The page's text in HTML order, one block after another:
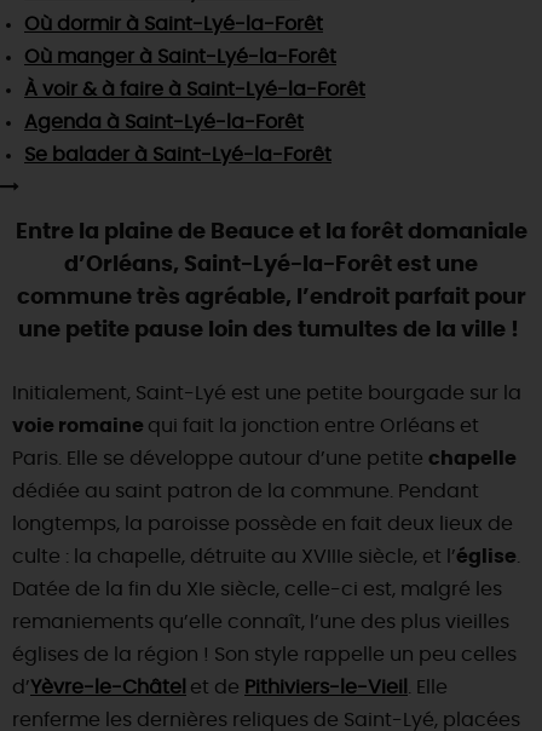
TOUTES LES ACTIVITÉS
Visitesgourmandesetcréatives
Vins etvignobles
Chic, une aire de pique-nique
Par ici les guinguettes
Que rapporter du Loiret ?
TOUT L'ART DE VIVRE
Des vacances auprès des animaux 🐎
(re)Découvrir les coulisses de la Faïencerie de
Gien !
Expérimenter les parcours Baludik
Rendez-vous de la nature en 2026
Des sorties en famille dans le Loiret !
Programme des animations "Loiret au fil de l'eau"
Où sortir ?
AUJOURD'HUI
DEMAIN
CE WEEK-END
SE REPÉRER, SE DÉPLACER
INFOS &SERVICES
RÉSERVERMAINTENANT
Où dormir à Saint-Lyé-la-Forêt
Où manger à Saint-Lyé-la-Forêt
À voir & à faire à Saint-Lyé-la-Forêt
Agenda à Saint-Lyé-la-Forêt
Se balader à Saint-Lyé-la-Forêt
Entre la plaine de Beauce et la forêt domaniale
d’Orléans, Saint-Lyé-la-Forêt est une
commune très agréable, l’endroit parfait pour
une petite pause loin des tumultes de la ville !
Initialement, Saint-Lyé est une petite bourgade sur la
voie romaine qui fait la jonction entre Orléans et
Paris. Elle se développe autour d’une petite chapelle
dédiée au saint patron de la commune. Pendant
longtemps, la paroisse possède en fait deux lieux de
culte : la chapelle, détruite au XVIIIe siècle, et l’église
Datée de la fin du XIe siècle, celle-ci est, malgré les
remaniements qu’elle connaît, l’une des plus vieilles
églises de la région ! Son style rappelle un peu celles
d’Yèvre-le-Châtel et de Pithiviers-le-Vieil
. Elle
renferme les dernières reliques de Saint-Lyé, placées